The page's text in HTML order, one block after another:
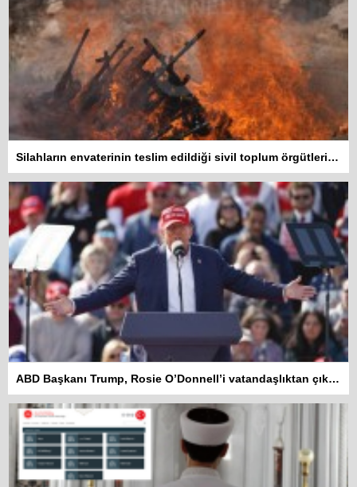
Silahların envaterinin teslim edildiği sivil toplum örgütleri rapor hazırlayacak
ABD Başkanı Trump, Rosie O’Donnell’i vatandaşlıktan çıkarmakla tehdit etti